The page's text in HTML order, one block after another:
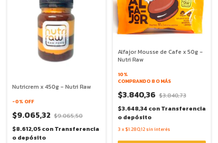
Nutricrem x 450g - Nutri Raw
-0% OFF
$9.065,32 $9.065,50
$8.612,05conTransferencia
o depósito
Alfajor Mousse de Cafe x 50g -
Nutri Raw
10%
COMPRANDO 8 O MÁS
$3.840,36 $3.840,73
$3.648,34 conTransferencia
o depósito
3 x $1.280,12 sin interés